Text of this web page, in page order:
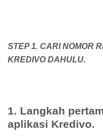
STEP 1. CARI NOMOR
KREDIVO DAHULU.
1. Langkah
aplikasi Kredivo.